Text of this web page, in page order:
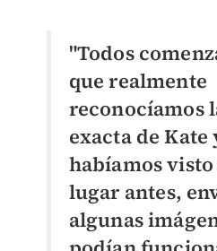
"Todos
que realmente
reconocíamos
exacta de Kate
habíamos
lugar antes,
algunas